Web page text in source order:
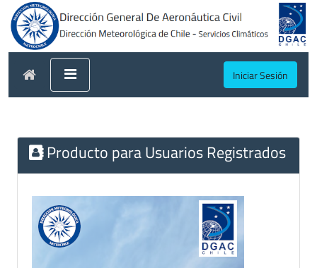
Iniciar Sesión
Producto para Usuarios Registrados